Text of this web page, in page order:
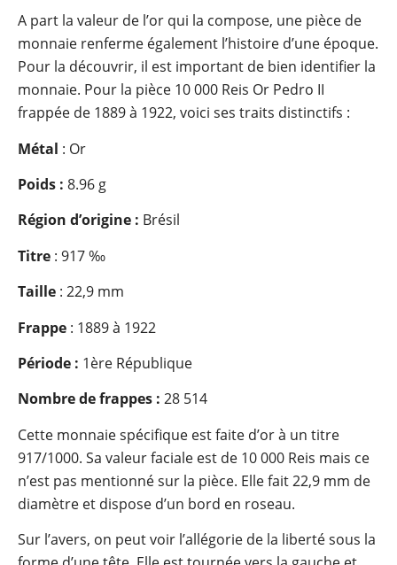
A part la valeur de l’or qui la compose, une pièce de
monnaie renferme également l’histoire d’une époque.
Pour la découvrir, il est important de bien identifier la
monnaie. Pour la pièce 10 000 Reis Or Pedro II
frappée de 1889 à 1922, voici ses traits distinctifs :
Métal : Or
Poids : 8.96 g
Région d’origine : Brésil
Titre : 917 ‰
Taille : 22,9 mm
Frappe : 1889 à 1922
Période : 1ère République
Nombre de frappes : 28 514
Cette monnaie spécifique est faite d’or à un titre
917/1000. Sa valeur faciale est de 10 000 Reis mais ce
n’est pas mentionné sur la pièce. Elle fait 22,9 mm de
diamètre et dispose d’un bord en roseau.
Sur l’avers, on peut voir l’allégorie de la liberté sous la